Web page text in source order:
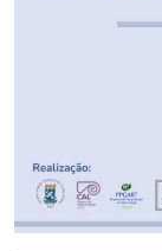
Secretaria de Governo
Banco Central do Brasil